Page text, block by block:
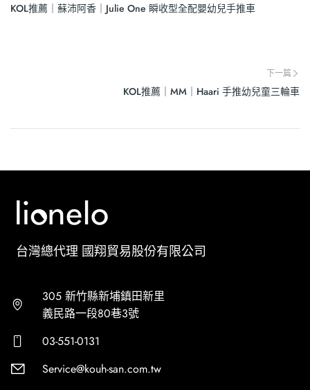
KOL推薦｜蘇沛阿香｜Julie One 瞬收型全配嬰幼兒手推車
下一篇
KOL推薦｜MM｜Haari 手推幼兒童三輪車
台灣總代理 國翔貿易股份有限公司
305 新竹縣新埔鎮田新里
義民路一段80巷3號
03-551-0131
Service@kouh-san.com.tw